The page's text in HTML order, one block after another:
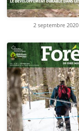
2 septembre 2020